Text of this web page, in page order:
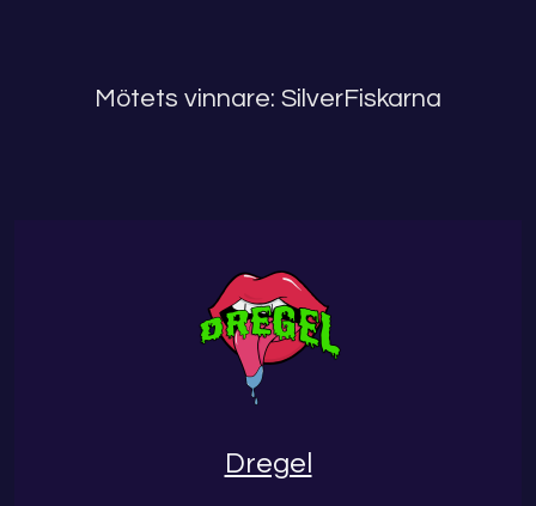
Mötets vinnare: SilverFiskarna
Dregel